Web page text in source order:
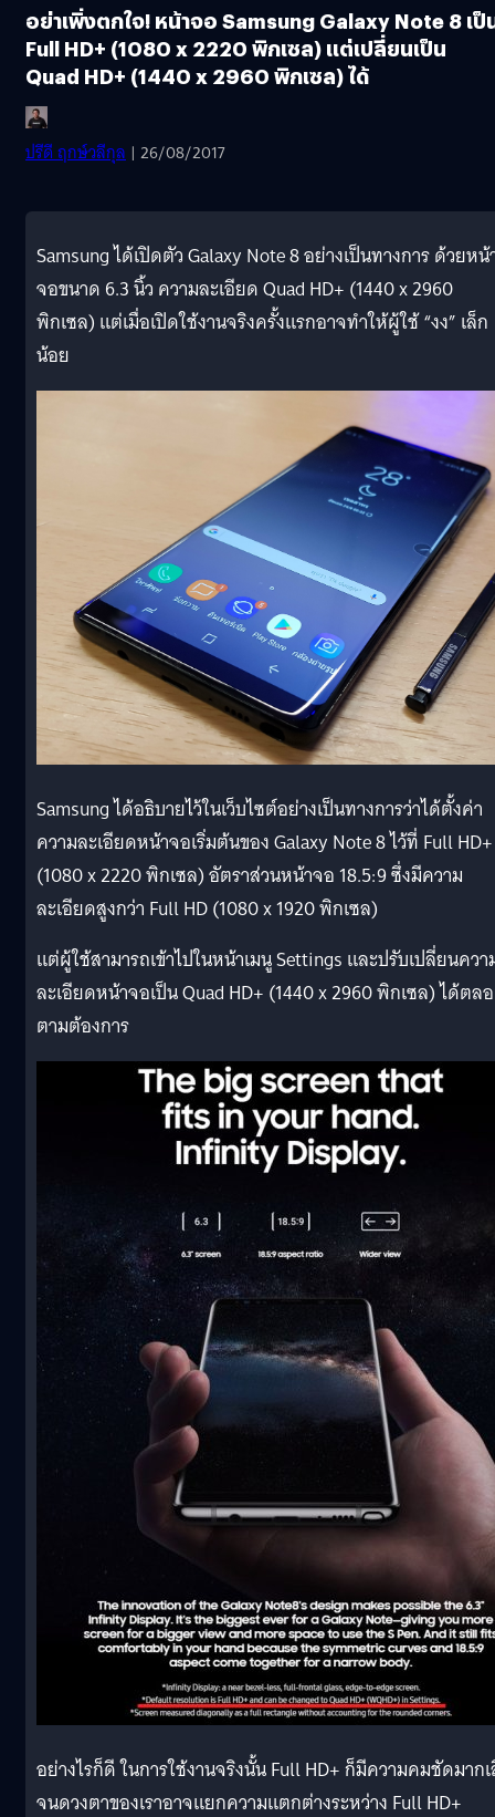
อย่าเพิ่งตกใจ! หน้าจอ Samsung Galaxy Note 8 เป็
Full HD+ (1080 x 2220 พิกเซล) แต่เปลี่ยนเป็น
Quad HD+ (1440 x 2960 พิกเซล) ได้
ปรีดี ฤกษ์วลีกุล | 26/08/2017
Samsung ได้เปิดตัว Galaxy Note 8 อย่างเป็นทางการ ด้วยหน้
จอขนาด 6.3 นิ้ว ความละเอียด Quad HD+ (1440 x 2960
พิกเซล) แต่เมื่อเปิดใช้งานจริงครั้งแรกอาจทำให้ผู้ใช้ “งง” เล็ก
น้อย
Samsung ได้อธิบายไว้ในเว็บไซต์อย่างเป็นทางการว่าได้ตั้งค่า
ความละเอียดหน้าจอเริ่มต้นของ Galaxy Note 8 ไว้ที่ Full HD+
(1080 x 2220 พิกเซล) อัตราส่วนหน้าจอ 18.5:9 ซึ่งมีความ
ละเอียดสูงกว่า Full HD (1080 x 1920 พิกเซล)
แต่ผู้ใช้สามารถเข้าไปในหน้าเมนู Settings และปรับเปลี่ยนคว
ละเอียดหน้าจอเป็น Quad HD+ (1440 x 2960 พิกเซล) ได้ตล
ตามต้องการ
อย่างไรก็ดี ในการใช้งานจริงนั้น Full HD+ ก็มีความคมชัดมาก
จนดวงตาของเราอาจแยกความแตกต่างระหว่าง Full HD+